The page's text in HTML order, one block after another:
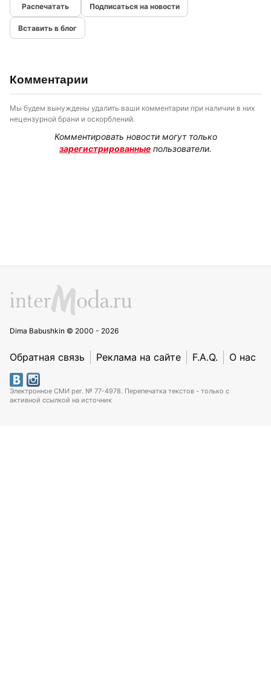
Подписаться на новости
Вставить в блог
Комментарии
Мы будем вынуждены удалить ваши комментарии при наличии в них
нецензурной брани и оскорблений.
Комментировать новости могут только
зарегистрированные пользователи.
Dima Babushkin © 2000 - 2026
Обратная связь Реклама на сайте F.A.Q. О нас
Электронное СМИ рег. № 77-4978. Перепечатка текстов - только с
активной ссылкой на источник